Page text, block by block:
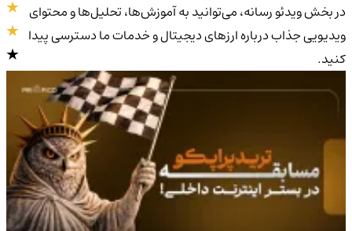
4.9/5
در بخش ویدئو رسانه، می‌توانید به آموزش‌ها، تحلیل‌ها و محتوای
ویدیویی جذاب درباره ارزهای دیجیتال و خدمات ما دسترسی پیدا
کنید.